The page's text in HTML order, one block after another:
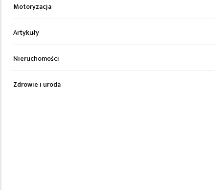
Motoryzacja
Artykuły
Nieruchomości
Zdrowie i uroda